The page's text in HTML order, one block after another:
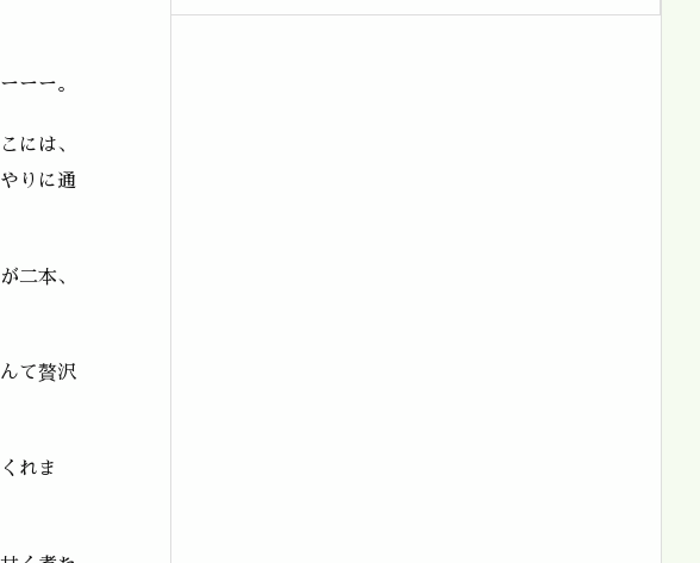
ーー。
には、
りに通
二本、
て贅沢
れま